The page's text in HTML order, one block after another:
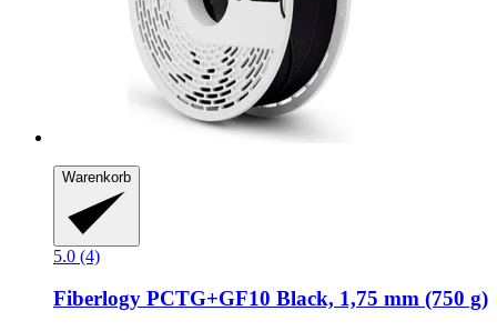
Warenkorb
5.0 (4)
Fiberlogy PCTG+GF10 Black, 1,75 mm (750 g)